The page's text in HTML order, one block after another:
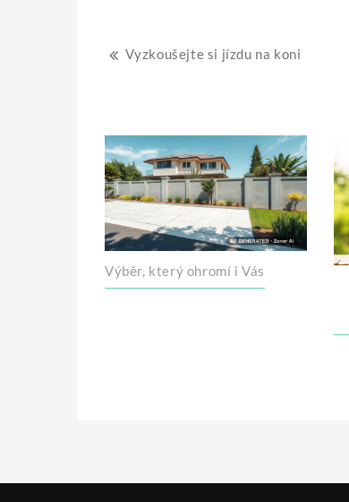
Navigace
příspěvek
Vyzkoušejte si jízdu na koni
Výběr, který ohromí i Vás